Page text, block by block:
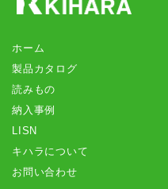
ホーム
製品カタログ
読みもの
納入事例
LISN
キハラについて
お問い合わせ